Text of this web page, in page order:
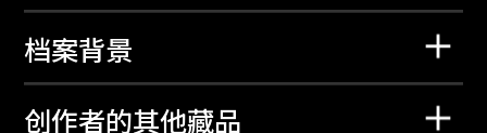
档案背景
创作者的其他藏品